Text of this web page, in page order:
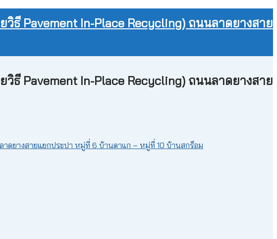
ธี Pavement In-Place Recycling) ถนนลาดยางสาย
ธี Pavement In-Place Recycling) ถนนลาดยางสาย
าดยางสายแยกประปา หมู่ที่ 6 บ้านตาแก – หมู่ที่ 10 บ้านสกร็อม